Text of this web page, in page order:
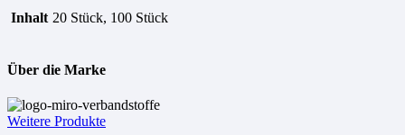
Inhalt 20 Stück, 100 Stück
Über die Marke
Weitere Produkte